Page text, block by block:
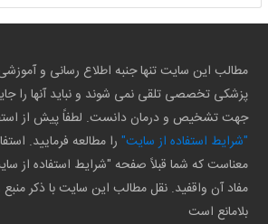
مطالب این سایت تنها جنبه اطلاع رسانی و
پزشکی تخصصی تلقی نمی شوند و نباید آنها را
جهت تشخیص و درمان دانست. لطفاً پیش از
"شرایط استفاده از سایت" را مطالعه فرمایید.
معناست که شما قبلاً صفحه "شرایط استفاده از
مفاد آن واقفید. نقل مطالب این سایت با ذکر
بلامانع است